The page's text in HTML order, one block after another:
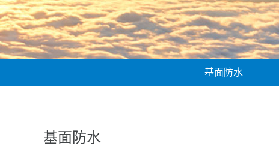
基面防水
基面防水